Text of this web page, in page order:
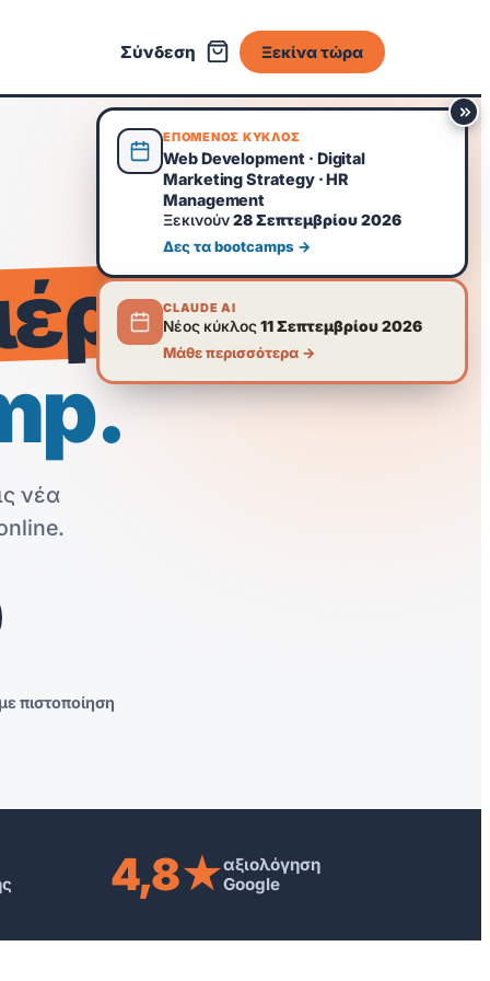
Σύνδεση Ξεκίνα τώρα
νέα
πιστοποίηση
4,8★αξιολόγηση
Google
ΕΠΟΜΕΝΟΣ ΚΥΚΛΟΣ
Web Development · Digital
Marketing Strategy · HR
Management
Ξεκινούν28 Σεπτεμβρίου 2026
Δες τα bootcamps →
CLAUDE AI
Νέος κύκλος11 Σεπτεμβρίου 2026
Μάθε περισσότερα →